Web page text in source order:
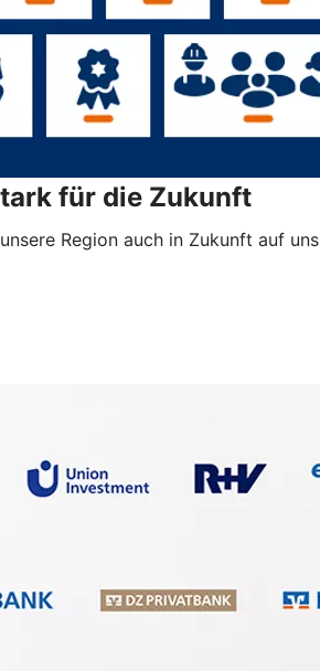
für die Zukunft
Region auch in Zukunft auf uns